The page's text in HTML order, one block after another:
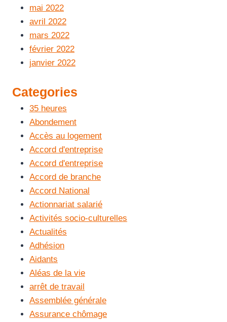
mai 2022
avril 2022
mars 2022
février 2022
janvier 2022
Categories
35 heures
Abondement
Accès au logement
Accord d'entreprise
Accord d'entreprise
Accord de branche
Accord National
Actionnariat salarié
Activités socio-culturelles
Actualités
Adhésion
Aidants
Aléas de la vie
arrêt de travail
Assemblée générale
Assurance chômage